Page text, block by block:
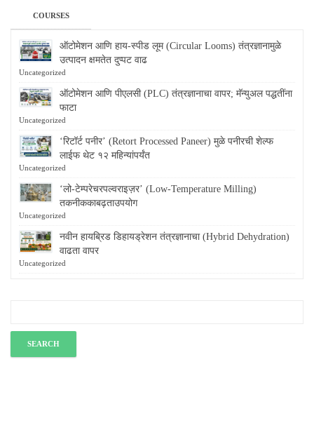
COURSES
ऑटोमेशन आणि हाय-स्पीड लूम (Circular Looms) तंत्रज्ञानामुळे
उत्पादन क्षमतेत दुप्पट वाढ
Uncategorized
ऑटोमेशन आणि पीएलसी (PLC) तंत्रज्ञानाचा वापर; मॅन्युअल पद्धतींना
फाटा
Uncategorized
‘रिटॉर्ट पनीर’ (Retort Processed Paneer) मुळे पनीरची शेल्फ
लाईफ थेट १२ महिन्यांपर्यंत
Uncategorized
‘लो-टेम्परेचरपल्वराइज़र’ (Low-Temperature Milling)
तकनीककाबढ़ताउपयोग
Uncategorized
नवीन हायब्रिड डिहायड्रेशन तंत्रज्ञानाचा (Hybrid Dehydration)
वाढता वापर
Uncategorized